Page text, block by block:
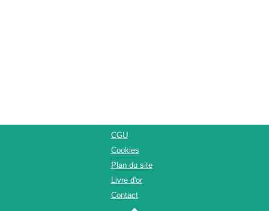
CGU
Cookies
Plan du site
Livre d'or
Contact